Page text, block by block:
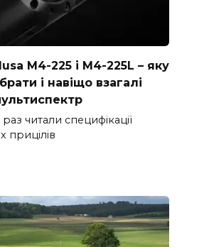
M4-225 і M4-225L – яку
і навіщо взагалі
читали специфікації
прицілів